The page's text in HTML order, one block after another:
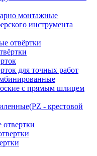
монтажные
инструмента
отвёртки
для точных работ
с прямым шлицем
- крестовой
отвертки